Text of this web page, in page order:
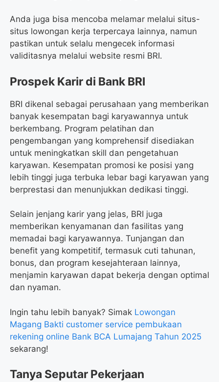
Anda juga bisa mencoba melamar melalui situs-
situs lowongan kerja terpercaya lainnya, namun
pastikan untuk selalu mengecek informasi
validitasnya melalui website resmi BRI.
Prospek Karir di Bank BRI
BRI dikenal sebagai perusahaan yang memberikan
banyak kesempatan bagi karyawannya untuk
berkembang. Program pelatihan dan
pengembangan yang komprehensif disediakan
untuk meningkatkan skill dan pengetahuan
karyawan. Kesempatan promosi ke posisi yang
lebih tinggi juga terbuka lebar bagi karyawan yang
berprestasi dan menunjukkan dedikasi tinggi.
Selain jenjang karir yang jelas, BRI juga
memberikan kenyamanan dan fasilitas yang
memadai bagi karyawannya. Tunjangan dan
benefit yang kompetitif, termasuk cuti tahunan,
bonus, dan program kesejahteraan lainnya,
menjamin karyawan dapat bekerja dengan optimal
dan nyaman.
Ingin tahu lebih banyak? Simak Lowongan
Magang Bakti customer service pembukaan
rekening online Bank BCA Lumajang Tahun 2025
sekarang!
Tanya Seputar Pekerjaan